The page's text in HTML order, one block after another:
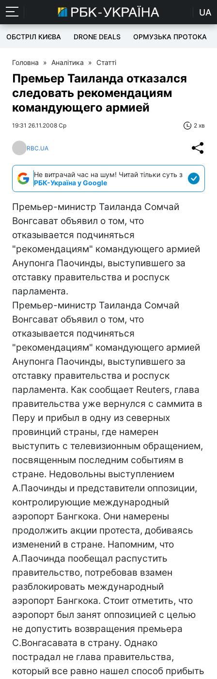
UA
ОБСТРІЛ КИЄВА DRONE DEALS ОРМУЗЬКА ПРОТОКА
Головна » Аналітика » Статті
Премьер Таиланда отказался
следовать рекомендациям
командующего армией
19:31 26.11.2008 Ср 2 хв
RBC.UA
Не витрачай час на шум! Читай тільки суть з
РБК-Україна у Google
Премьер-министр Таиланда Сомчай
Вонгсават объявил о том, что
отказывается подчиняться
"рекомендациям" командующего армией
Анупонга Паочинды, выступившего за
отставку правительства и роспуск
парламента.
Премьер-министр Таиланда Сомчай
Вонгсават объявил о том, что
отказывается подчиняться
"рекомендациям" командующего армией
Анупонга Паочинды, выступившего за
отставку правительства и роспуск
парламента. Как сообщает Reuters, глава
правительства уже вернулся с саммита в
Перу и прибыл в одну из северных
провинций страны, где намерен
выступить с телевизионным обращением,
посвященным последним событиям в
стране. Недовольны выступлением
А.Паочинды и представители оппозиции,
контролирующие международный
аэропорт Бангкока. Они намерены
продолжить акции протеста, добиваясь
изменений в стране. Напомним, что
А.Паочинда пообещал распустить
правительство, потребовав взамен
разблокировать международный
аэропорт Бангкока. Стоит отметить, что
аэропорт был занят оппозицией с целью
не допустить возвращения премьера
С.Вонгасавата в страну. Однако
пострадал не глава правительства,
который все равно нашел способ прибыть